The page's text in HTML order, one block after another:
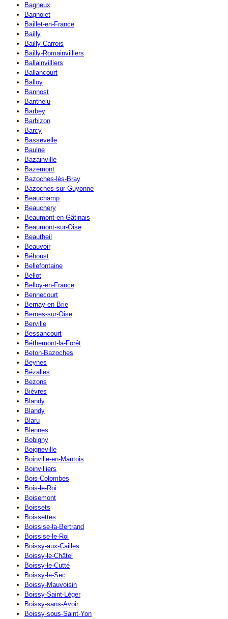
Bagneux
Bagnolet
Baillet-en-France
Bailly
Bailly-Carrois
Bailly-Romainvilliers
Ballainvilliers
Ballancourt
Balloy
Bannost
Banthelu
Barbey
Barbizon
Barcy
Bassevelle
Baulne
Bazainville
Bazemont
Bazoches-lès-Bray
Bazoches-sur-Guyonne
Beauchamp
Beauchery
Beaumont-en-Gâtinais
Beaumont-sur-Oise
Beautheil
Beauvoir
Béhoust
Bellefontaine
Bellot
Belloy-en-France
Bennecourt
Bernay-en Brie
Bernes-sur-Oise
Berville
Bessancourt
Béthemont-la-Forêt
Beton-Bazoches
Beynes
Bézalles
Bezons
Bièvres
Blandy
Blandy
Blaru
Blennes
Bobigny
Boigneville
Boinville-en-Mantois
Boinvilliers
Bois-Colombes
Bois-le-Roi
Boisemont
Boissets
Boissettes
Boissise-la-Bertrand
Boissise-le-Roi
Boissy-aux-Cailles
Boissy-le-Châtel
Boissy-le-Cutté
Boissy-le-Sec
Boissy-Mauvoisin
Boissy-Saint-Léger
Boissy-sans-Avoir
Boissy-sous-Saint-Yon